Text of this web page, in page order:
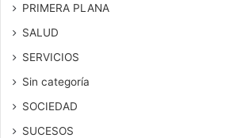
PRIMERA PLANA
SALUD
SERVICIOS
Sin categoría
SOCIEDAD
SUCESOS